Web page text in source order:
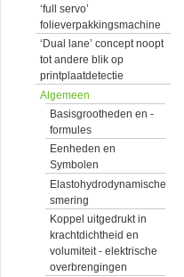
‘full servo’
folieverpakkingsmachine
‘Dual lane’ concept noopt
tot andere blik op
printplaatdetectie
Algemeen
Basisgrootheden en -
formules
Eenheden en
Symbolen
Elastohydrodynamische
smering
Koppel uitgedrukt in
krachtdichtheid en
volumiteit - elektrische
overbrengingen